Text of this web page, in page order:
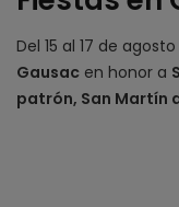
Del 15 al 17 de
Gausac en honor a
patrón, San Martín